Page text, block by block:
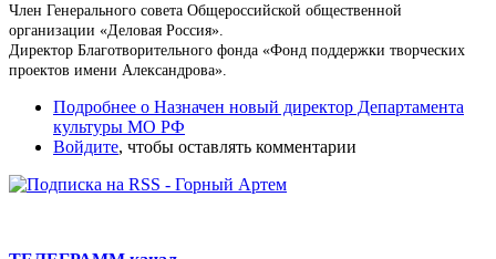
Член Генерального совета Общероссийской общественной
организации «Деловая Россия».
Директор Благотворительного фонда «Фонд поддержки творческих
проектов имени Александрова».
Подробнее о Назначен новый директор Департамента
культуры МО РФ
Войдите, чтобы оставлять комментарии